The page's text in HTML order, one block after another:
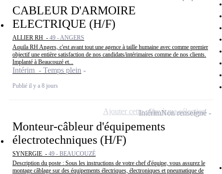
CABLEUR D'ARMOIRE
ELECTRIQUE (H/F)
ALLIER RH - 49 - ANGERS
Aquila RH Angers, c'est avant tout une agence à taille humaine avec comme premier
objectif une entière satisfaction de nos candidats/intérimaires comme de nos clients.
Implanté à Beaucouzé et...
Intérim - Temps plein
Publié il y a 8 jours
Monteur-câbleur d'équipements
électrotechniques (H/F)
SYNERGIE - 49 - BEAUCOUZÉ
Description du poste : Sous les instructions de votre chef d'équipe, vous assurez le
montage câblage sur des équipements électriques, électroniques et pneumatique de
IntérimNon renseigné
Ajouter cette offre à ma sélection